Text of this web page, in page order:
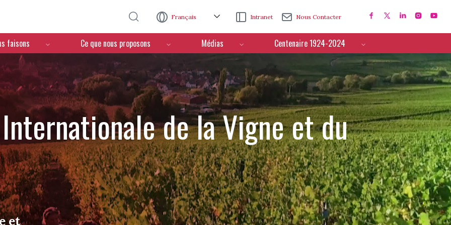
Français Intranet Nous Contacter
faisons Ce que nous proposons Médias Centenaire 1924-2024
de la Vigne et du
et